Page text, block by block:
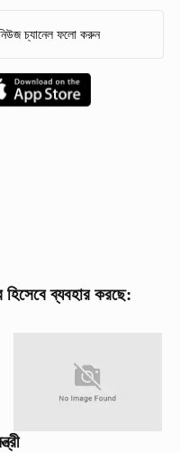
চ্যানেল ফলো করুন
হিসেবে ব্যবহার করছে: